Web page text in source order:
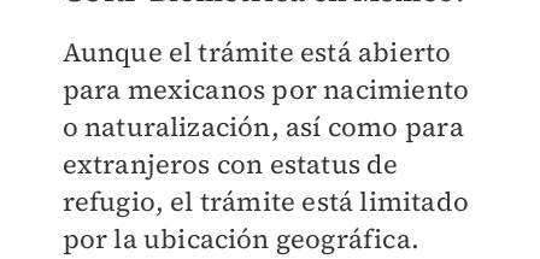
Aunque el trámite está abierto
para mexicanos por nacimiento
o naturalización, así como para
extranjeros con estatus de
refugio, el trámite está limitado
por la ubicación geográfica.